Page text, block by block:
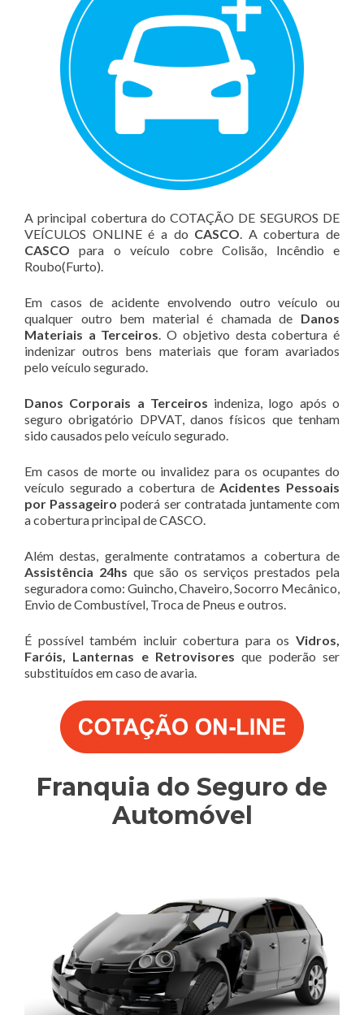
A principal cobertura do COTAÇÃO DE SEGUROS DE
VEÍCULOS ONLINE é a do CASCO . A cobertura de
CASCO para o veículo cobre Colisão, Incêndio e
Roubo(Furto).
Em casos de acidente envolvendo outro veículo ou
qualquer outro bem material é chamada de Danos
Materiais a Terceiros . O objetivo desta cobertura é
indenizar outros bens materiais que foram avariados
pelo veículo segurado.
Danos Corporais a Terceiros indeniza, logo após o
seguro obrigatório DPVAT, danos físicos que tenham
sido causados pelo veículo segurado.
Em casos de morte ou invalidez para os ocupantes do
veículo segurado a cobertura de Acidentes Pessoais
por Passageiro poderá ser contratada juntamente com
a cobertura principal de CASCO.
Além destas, geralmente contratamos a cobertura de
Assistência 24hs que são os serviços prestados pela
seguradora como: Guincho, Chaveiro, Socorro Mecânico,
Envio de Combustível, Troca de Pneus e outros.
É possível também incluir cobertura para os Vidros,
Faróis, Lanternas e Retrovisores que poderão ser
substituídos em caso de avaria.
Franquia do Seguro de
Automóvel